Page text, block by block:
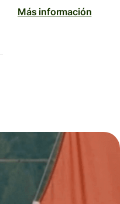
Más información